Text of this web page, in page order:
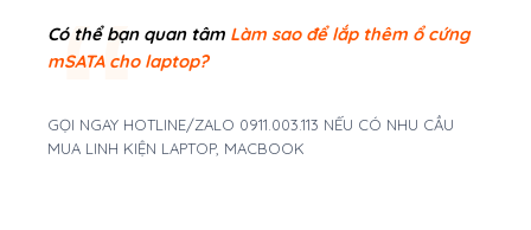
Có thể bạn quan tâm Làm sao để lắp thêm ổ cứng
mSATA cho laptop?
GỌI NGAY HOTLINE/ZALO 0911.003.113 NẾU CÓ NHU CẦU
MUA LINH KIỆN LAPTOP, MACBOOK